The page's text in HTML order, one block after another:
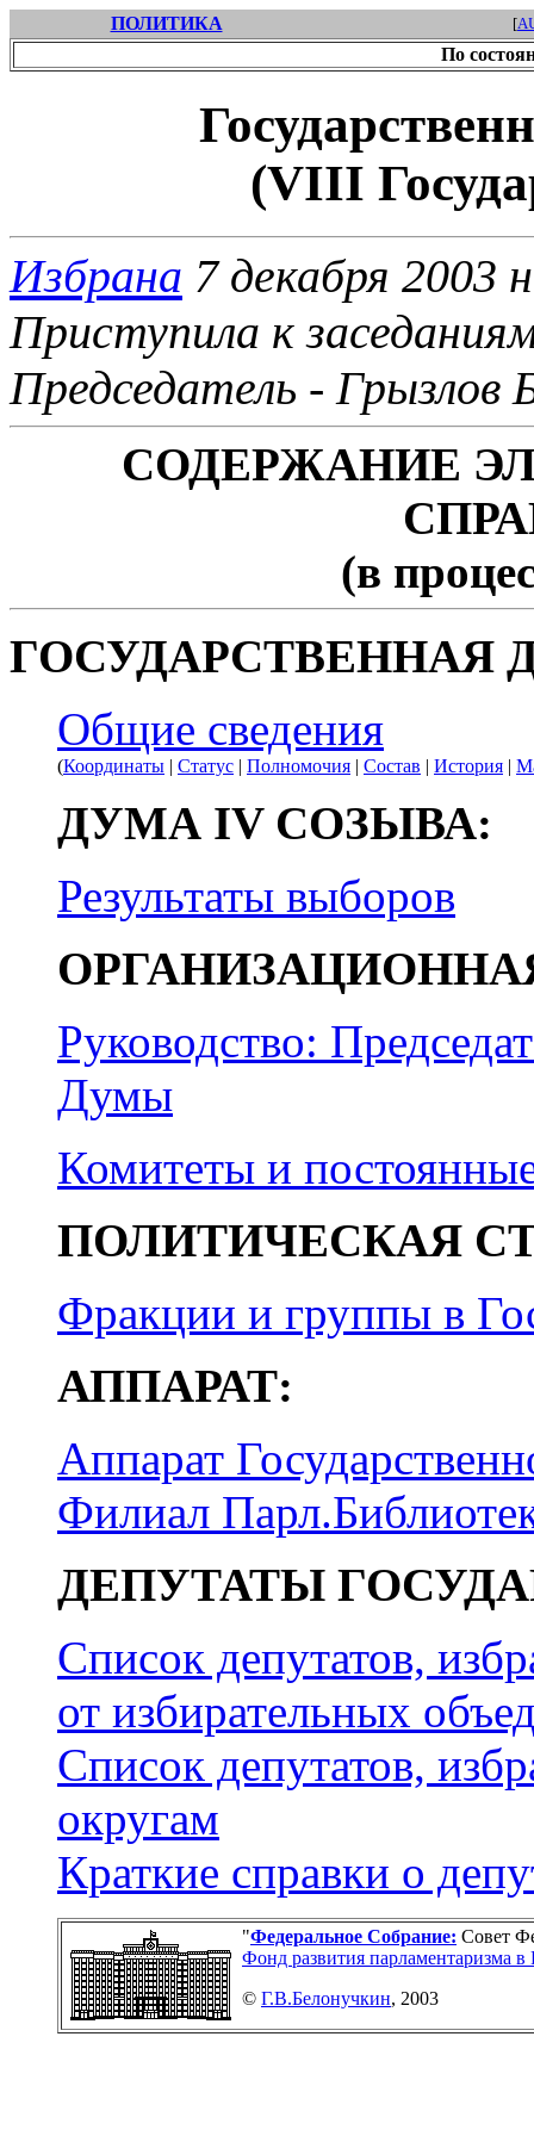
ПОЛИТИКА [
По
(VIII
Избрана 7 декабря 2003
Приступила к
Председатель - Грызлов
СОДЕРЖАНИЕ
(в
ГОСУДАРСТВЕННАЯ
Общие сведения
(Координаты | Статус | Полномочия | Состав | История |
ДУМА IV СОЗЫВА:
Результаты выборов
Руководство:
Думы
Комитеты и
ПОЛИТИЧЕСКАЯ
Фракции и группы в
АППАРАТ:
Аппарат
Филиал
ДЕПУТАТЫ
Список депутатов,
от избирательных
Список депутатов,
округам
Краткие справки о
"Федеральное Собраниe: Совет
Фонд развития парламентаризма в
© Г.В.Белонучкин, 2003